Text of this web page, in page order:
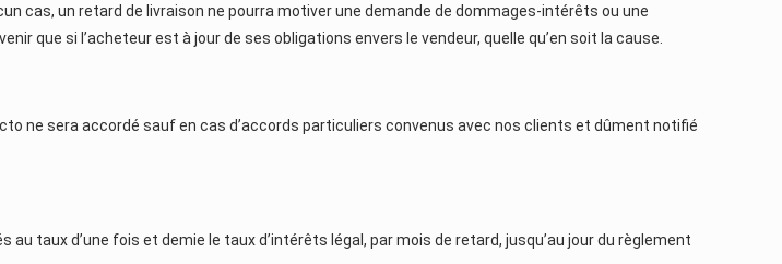
cas, un retard de livraison ne pourra motiver une demande de dommages-intérêts ou une
que si l’acheteur est à jour de ses obligations envers le vendeur, quelle qu’en soit la cause.
ne sera accordé sauf en cas d’accords particuliers convenus avec nos clients et dûment notifié
taux d’une fois et demie le taux d’intérêts légal, par mois de retard, jusqu’au jour du règlement